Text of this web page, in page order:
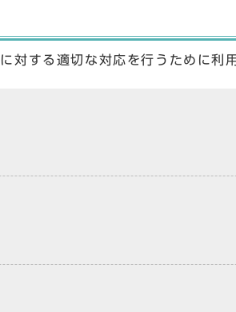
対する適切な対応を行うために利